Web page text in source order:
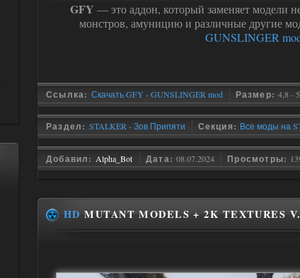
GFY — это аддон, который заменяет модели
монстров, амуницию и различные другие
GUNSLINGER
Ссылка: Скачать GFY - GUNSLINGER mod Размер:4,8 -
Раздел: STALKER - Зов Припяти Секция: Все моды на
Добавил: Alpha_Bot Дата:08.07.2024 Просмотры:
HD MUTANT MODELS + 2K TEXTURES